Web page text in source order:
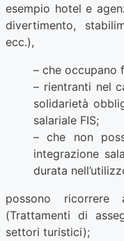
esempio hotel e
divertimento,
ecc.),
– che occupano
– rientranti nel
solidarietà
salariale FIS;
– che non
integrazione
durata
possono
(Trattamenti di
settori turistici);